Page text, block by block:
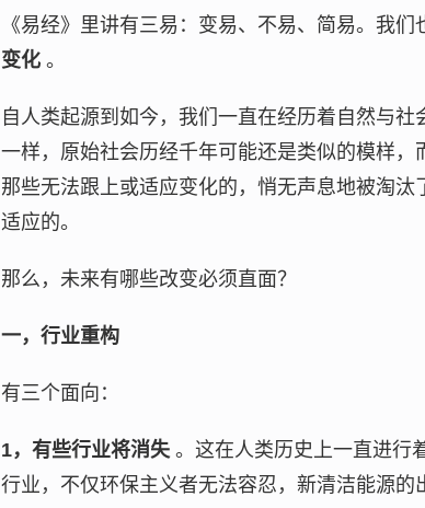
《易经》里讲有三易：变易、不易、简易。我
变化 。
自人类起源到如今，我们一直在经历着自然与
一样，原始社会历经千年可能还是类似的模样，
那些无法跟上或适应变化的，悄无声息地被淘
适应的。
那么，未来有哪些改变必须直面？
一，行业重构
有三个面向：
1，有些行业将消失 。这在人类历史上一直进行
行业，不仅环保主义者无法容忍，新清洁能源的